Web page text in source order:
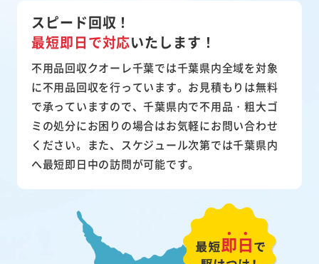
スピード回収！
最短即日で対応いたします！
不用品回収クオーレ千葉では千葉県内全域を対象
に不用品回収を行っています。お見積もりは無料
で承っていますので、千葉県内で不用品・粗大ゴ
ミの処分にお困りの場合はお気軽にお問い合わせ
ください。また、スケジュール次第では千葉県内
へ最短即日中の訪問が可能です。